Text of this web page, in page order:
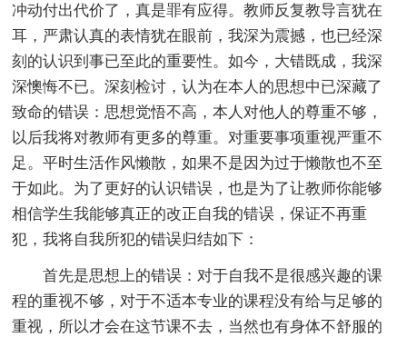
冲动付出代价了，真是罪有应得。教师反复教导言犹在
耳，严肃认真的表情犹在眼前，我深为震撼，也已经深
刻的认识到事已至此的重要性。如今，大错既成，我深
深懊悔不已。深刻检讨，认为在本人的思想中已深藏了
致命的错误：思想觉悟不高，本人对他人的尊重不够，
以后我将对教师有更多的尊重。对重要事项重视严重不
足。平时生活作风懒散，如果不是因为过于懒散也不至
于如此。为了更好的认识错误，也是为了让教师你能够
相信学生我能够真正的改正自我的错误，保证不再重
犯，我将自我所犯的错误归结如下：
首先是思想上的错误：对于自我不是很感兴趣的课
程的重视不够，对于不适本专业的课程没有给与足够的
重视，所以才会在这节课不去，当然也有身体不舒服的